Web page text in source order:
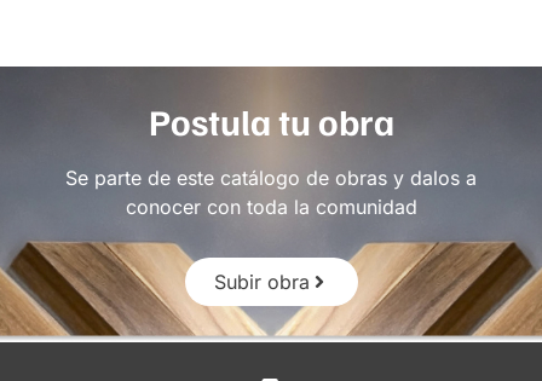
Postula tu obra
Se parte de este catálogo de obras y dalos a
conocer con toda la comunidad
Subir obra